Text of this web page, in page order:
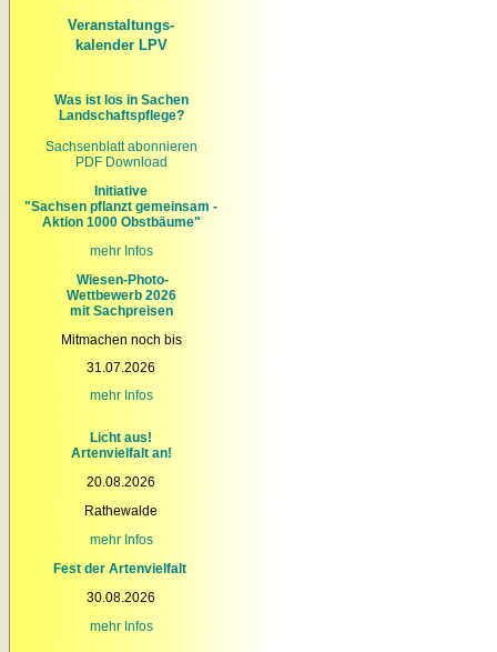
Veranstaltungs-
kalender LPV
Was ist los in Sachen
Landschaftspflege?
Sachsenblatt abonnieren
PDF Download
Initiative
"Sachsen pflanzt gemeinsam -
Aktion 1000 Obstbäume"
mehr Infos
Wiesen-Photo-
Wettbewerb 2026
mit Sachpreisen
Mitmachen noch bis
31.07.2026
mehrInfos
Licht aus!
Artenvielfalt an!
20.08.2026
Rathewalde
mehr Infos
Fest der Artenvielfalt
30.08.2026
mehr Infos